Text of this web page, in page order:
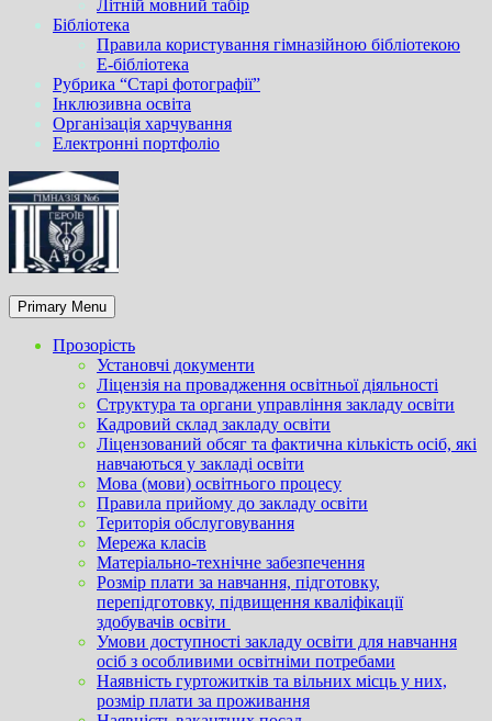
Літній мовний табір
Бібліотека
Правила користування гімназійною бібліотекою
Е-бібліотека
Рубрика “Старі фотографії”
Інклюзивна освіта
Організація харчування
Електронні портфоліо
Primary Menu
Прозорість
Установчі документи
Ліцензія на провадження освітньої діяльності
Структура та органи управління закладу освіти
Кадровий склад закладу освіти
Ліцензований обсяг та фактична кількість осіб, які
навчаються у закладі освіти
Мова (мови) освітнього процесу
Правила прийому до закладу освіти
Територія обслуговування
Мережа класів
Матеріально-технічне забезпечення
Розмір плати за навчання, підготовку,
перепідготовку, підвищення кваліфікації
здобувачів освіти
Умови доступності закладу освіти для навчання
осіб з особливими освітніми потребами
Наявність гуртожитків та вільних місць у них,
розмір плати за проживання